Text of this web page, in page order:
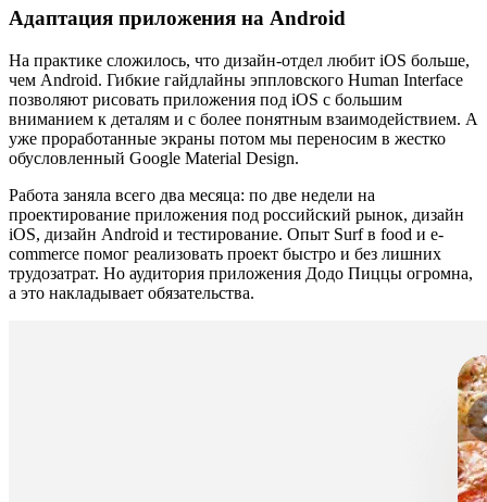
Адаптация приложения на Android
На практике сложилось, что дизайн-отдел любит iOS больше,
чем Android. Гибкие гайдлайны эппловского Human Interface
позволяют рисовать приложения под iOS с большим
вниманием к деталям и с более понятным взаимодействием. А
уже проработанные экраны потом мы переносим в жестко
обусловленный Google Material Design.
Работа заняла всего два месяца: по две недели на
проектирование приложения под российский рынок, дизайн
iOS, дизайн Android и тестирование. Опыт Surf в food и e-
commerce помог реализовать проект быстро и без лишних
трудозатрат. Но аудитория приложения Додо Пиццы огромна,
а это накладывает обязательства.